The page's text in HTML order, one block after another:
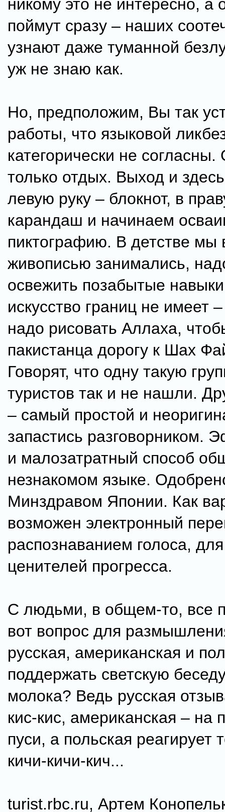
никому это не интересно, а
поймут сразу – наших
узнают даже туманной
уж не знаю как.
Но, предположим, Вы так
работы, что языковой
категорически не
только отдых. Выход и
левую руку – блокнот, в
карандаш и начинаем
пиктографию. В детстве мы
живописью занимались,
освежить позабытые
искусство границ не имеет
надо рисовать Аллаха,
пакистанца дорогу к Шах
Говорят, что одну такую
туристов так и не нашли.
– самый простой и
запастись разговорником.
и малозатратный способ
незнакомом языке.
Минздравом Японии. Как
возможен электронный
распознаванием голоса,
ценителей прогресса.
С людьми, в общем-то, все
вот вопрос для
русская, американская и
поддержать светскую
молока? Ведь русская
кис-кис, американская – на
пуси, а польская реагирует
кичи-кичи-кич...
turist.rbc.ru, Артем